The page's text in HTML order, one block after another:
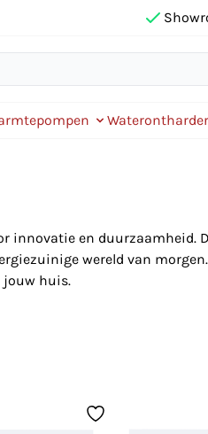
innovatie en duurzaamheid.
wereld van
huis.